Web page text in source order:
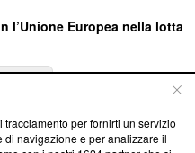
l’Unione Europea nella lotta
trasparenti su Blasting
per fornirti un servizio
navigazione e per analizzare il